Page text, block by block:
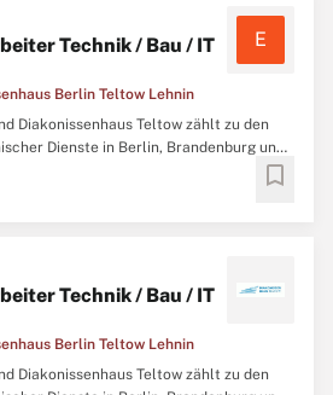
Technik / Bau / IT
Berlin Teltow Lehnin
E
Diakonissenhaus Teltow zählt zu den
Dienste in Berlin, Brandenburg und
sowie die Bereiche Teilhabe und
bookmark
Technik / Bau / IT
Berlin Teltow Lehnin
Diakonissenhaus Teltow zählt zu den